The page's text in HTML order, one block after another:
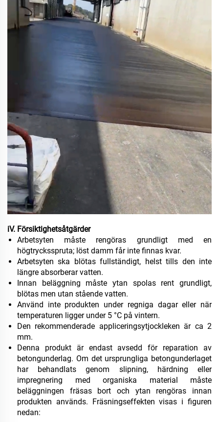
iV. Försiktighetsåtgärder
Arbetsyten måste rengöras grundligt med en
högtrycksspruta; löst damm får inte finnas kvar.
Arbetsyten ska blötas fullständigt, helst tills den inte
längre absorberar vatten.
Innan beläggning måste ytan spolas rent grundligt,
blötas men utan stående vatten.
Använd inte produkten under regniga dagar eller när
temperaturen ligger under 5 °C på vintern.
Den rekommenderade appliceringsytjockleken är ca 2
mm.
Denna produkt är endast avsedd för reparation av
betongunderlag. Om det ursprungliga betongunderlaget
har behandlats genom slipning, härdning eller
impregnering med organiska material måste
beläggningen fräsas bort och ytan rengöras innan
produkten används. Fräsningseffekten visas i figuren
nedan: